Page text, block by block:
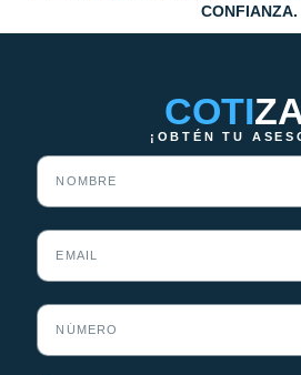
CONFIANZA.
COTI
¡OBTÉN TU
Nombre
Email
Número